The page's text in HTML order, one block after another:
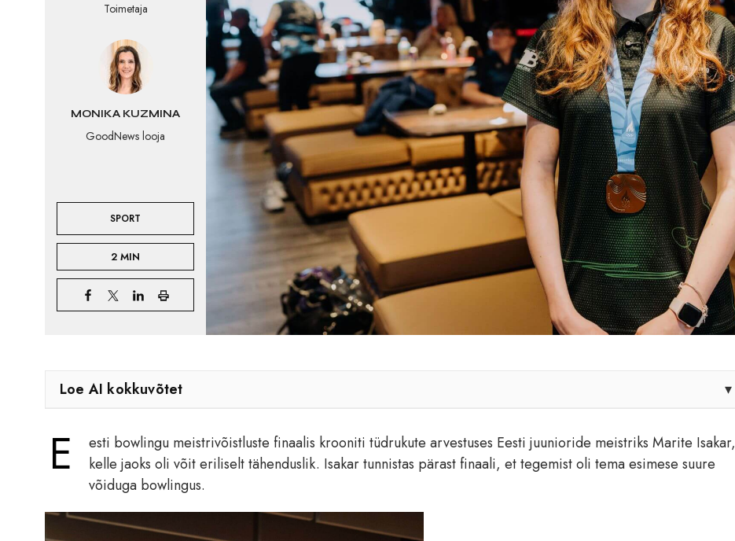
Toimetaja
MONIKA KUZMINA
GoodNews looja
SPORT
2 MIN
Loe AI kokkuvõtet ▾
E
esti bowlingu meistrivõistluste finaalis krooniti tüdrukute arvestuses Eesti juunioride meistriks Marite Isakar,
kelle jaoks oli võit eriliselt tähenduslik. Isakar tunnistas pärast finaali, et tegemist oli tema esimese suure
võiduga bowlingus.